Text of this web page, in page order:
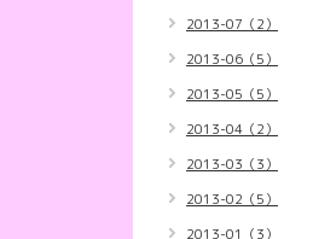
2013-07（2）
2013-06（5）
2013-05（5）
2013-04（2）
2013-03（3）
2013-02（5）
2013-01（3）